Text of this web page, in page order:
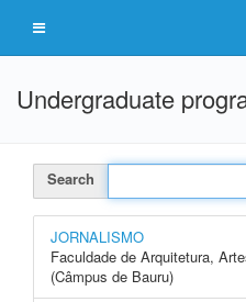
Undergraduate
Search
JORNALISMO
Faculdade de Arquitetura,
(Câmpus de Bauru)